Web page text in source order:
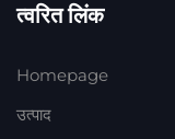
त्वरित लिंक
Homepage
उत्पाद